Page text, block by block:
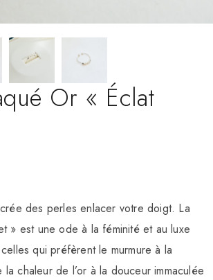
Or « Éclat
des perles enlacer votre doigt. La
» est une ode à la féminité et au luxe
qui préfèrent le murmure à la
chaleur de l’or à la douceur immaculée